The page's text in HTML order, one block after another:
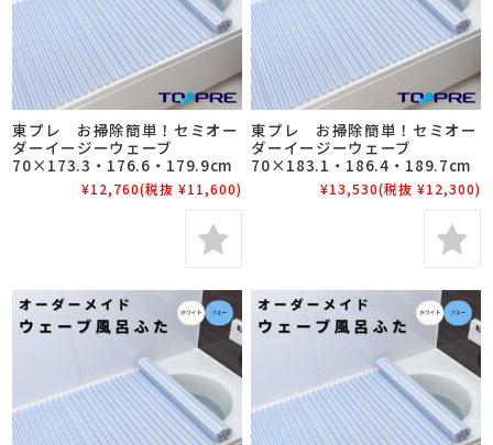
東プレ お掃除簡単！セミオー
ダーイージーウェーブ
70×173.3・176.6・179.9cm
¥12,760(税抜 ¥11,600)
東プレ お掃除簡単！セミオー
ダーイージーウェーブ
70×183.1・186.4・189.7cm
¥13,530(税抜 ¥12,300)